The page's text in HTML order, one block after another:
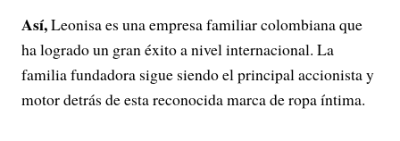
Así,Leonisa es una empresa familiar colombiana que
ha logrado un gran éxito a nivel internacional. La
familia fundadora sigue siendo el principal accionista y
motor detrás de esta reconocida marca de ropa íntima.